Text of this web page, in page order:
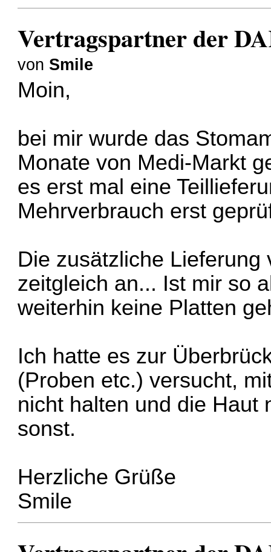
Vertragspartner der
von Smile
Moin,
bei mir wurde das
Monate von Medi-Markt
es erst mal eine
Mehrverbrauch erst
Die zusätzliche
zeitgleich an... Ist mir so
weiterhin keine Platten
Ich hatte es zur
(Proben etc.) versucht,
nicht halten und die Haut
sonst.
Herzliche Grüße
Smile